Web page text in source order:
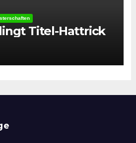
Titel-Hattrick